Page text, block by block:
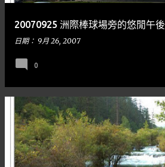
20070925 洲際棒球場旁的悠閒午後
日期： 9月 26, 2007
0